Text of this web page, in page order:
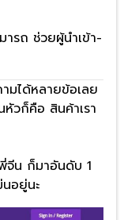
รถ ช่วยผู้นำเข้า-
มได้หลายข้อเลย
วก็คือ สินค้าเรา
จีน ก็มาอันดับ 1
อยู่นะ